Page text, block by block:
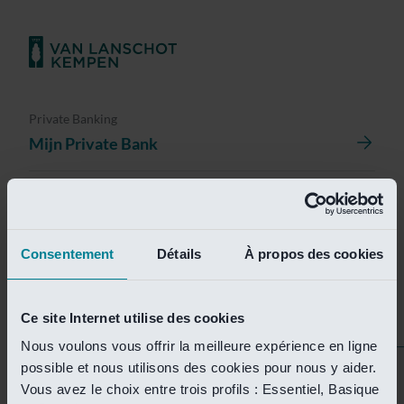
Consentement Détails À propos des cookies
Ce site Internet utilise des cookies
Nous voulons vous offrir la meilleure expérience en ligne
possible et nous utilisons des cookies pour nous y aider.
Vous avez le choix entre trois profils : Essentiel, Basique
Private Banking
Mijn Private Bank
Helaas is deze pagina